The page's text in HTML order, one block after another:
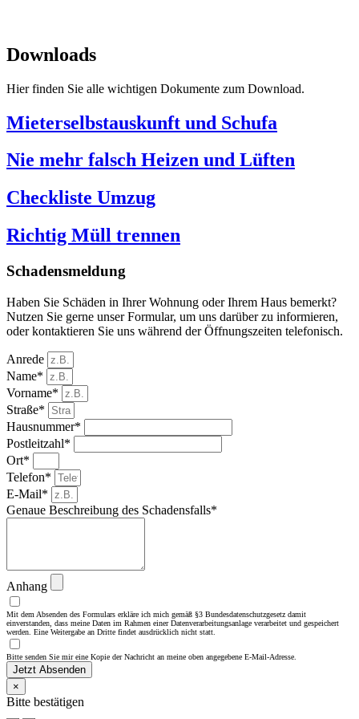
Downloads
Hier finden Sie alle wichtigen Dokumente zum Download.
Mieterselbstauskunft und Schufa
Nie mehr falsch Heizen und Lüften
Checkliste Umzug
Richtig Müll trennen
Schadensmeldung
Haben Sie Schäden in Ihrer Wohnung oder Ihrem Haus bemerkt?
Nutzen Sie gerne unser Formular, um uns darüber zu informieren,
oder kontaktieren Sie uns während der Öffnungszeiten telefonisch.
Anrede
Name*
Vorname*
Straße*
Hausnummer*
Postleitzahl*
Ort*
Telefon*
E-Mail*
Genaue Beschreibung des Schadensfalls*
Anhang
Mit dem Absenden des Formulars erkläre ich mich gemäß §3 Bundesdatenschutzgesetz damit
einverstanden, dass meine Daten im Rahmen einer Datenverarbeitungsanlage verarbeitet und gespeichert
werden. Eine Weitergabe an Dritte findet ausdrücklich nicht statt.
Bitte senden Sie mir eine Kopie der Nachricht an meine oben angegebene E-Mail-Adresse.
Jetzt Absenden
×
Bitte bestätigen